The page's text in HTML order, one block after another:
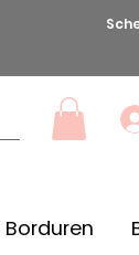
Borduren